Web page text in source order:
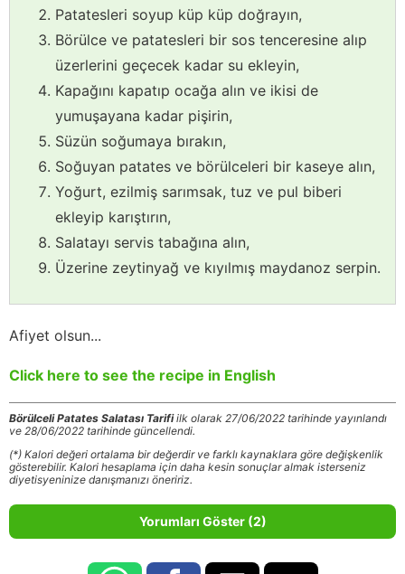
Patatesleri soyup küp küp doğrayın,
Börülce ve patatesleri bir sos tenceresine alıp
üzerlerini geçecek kadar su ekleyin,
Kapağını kapatıp ocağa alın ve ikisi de
yumuşayana kadar pişirin,
Süzün soğumaya bırakın,
Soğuyan patates ve börülceleri bir kaseye alın,
Yoğurt, ezilmiş sarımsak, tuz ve pul biberi
ekleyip karıştırın,
Salatayı servis tabağına alın,
Üzerine zeytinyağ ve kıyılmış maydanoz serpin.
Afiyet olsun...
Click here to see the recipe in English
Börülceli Patates Salatası Tarifiilk olarak 27/06/2022 tarihinde yayınlandı
ve 28/06/2022 tarihinde güncellendi.
(*) Kalori değeri ortalama bir değerdir ve farklı kaynaklara göre değişkenlik
gösterebilir. Kalori hesaplama için daha kesin sonuçlar almak isterseniz
diyetisyeninize danışmanızı öneririz.
Yorumları Göster (2)